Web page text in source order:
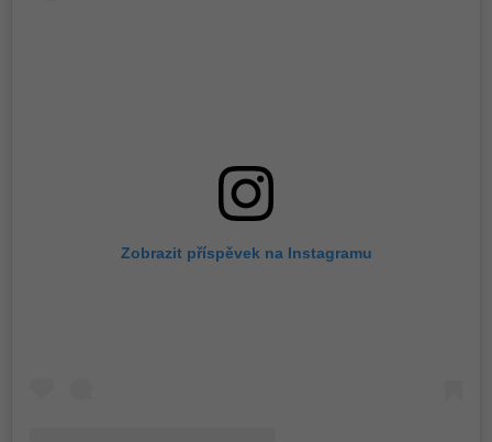
Zobrazit příspěvek na Instagramu